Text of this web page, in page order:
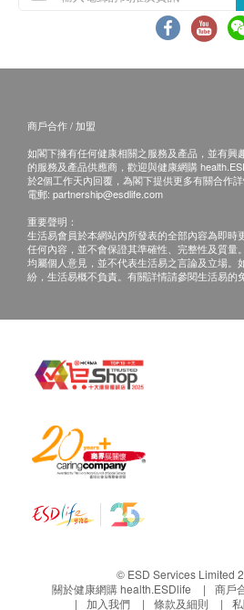
商戶合作 / 加盟
如閣下擁有任何健康相關之服務及產品，並有興
的服務及產品供應商，歡迎與健康網購
於2個工作天內回覆，為閣下提供更多有關合作詳
電郵: partnership@esdlife.com
重要聲明：
生活易會員於本網站內所發表的全部內容為即時
任何內容，並不會保證其準確性、完整性及質量
均屬個人意見，並不代表生活易之言論及立場。
紛，生活易概不負責。有關詳情請參閱生活易的
© ESD Services Limited
關於健康網購 health.ESDlife
商戶
加入我們
條款及細則